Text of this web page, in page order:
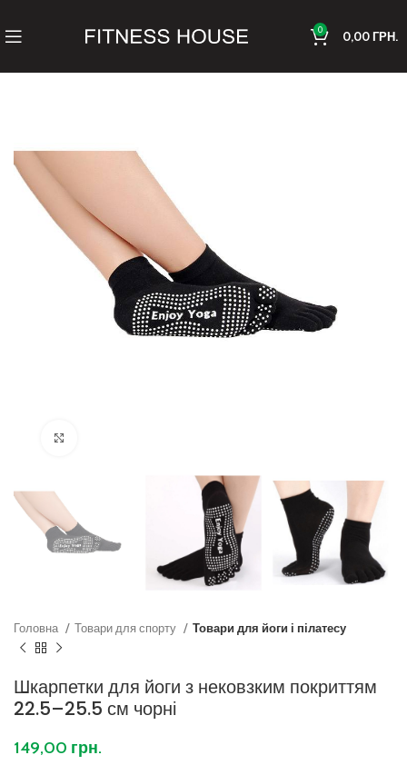
0 0,00ГРН.
Головна Товари для спорту Товари для йоги і пілатесу
Шкарпетки для йоги з нековзким покриттям
22.5–25.5 см чорні
149,00 грн.